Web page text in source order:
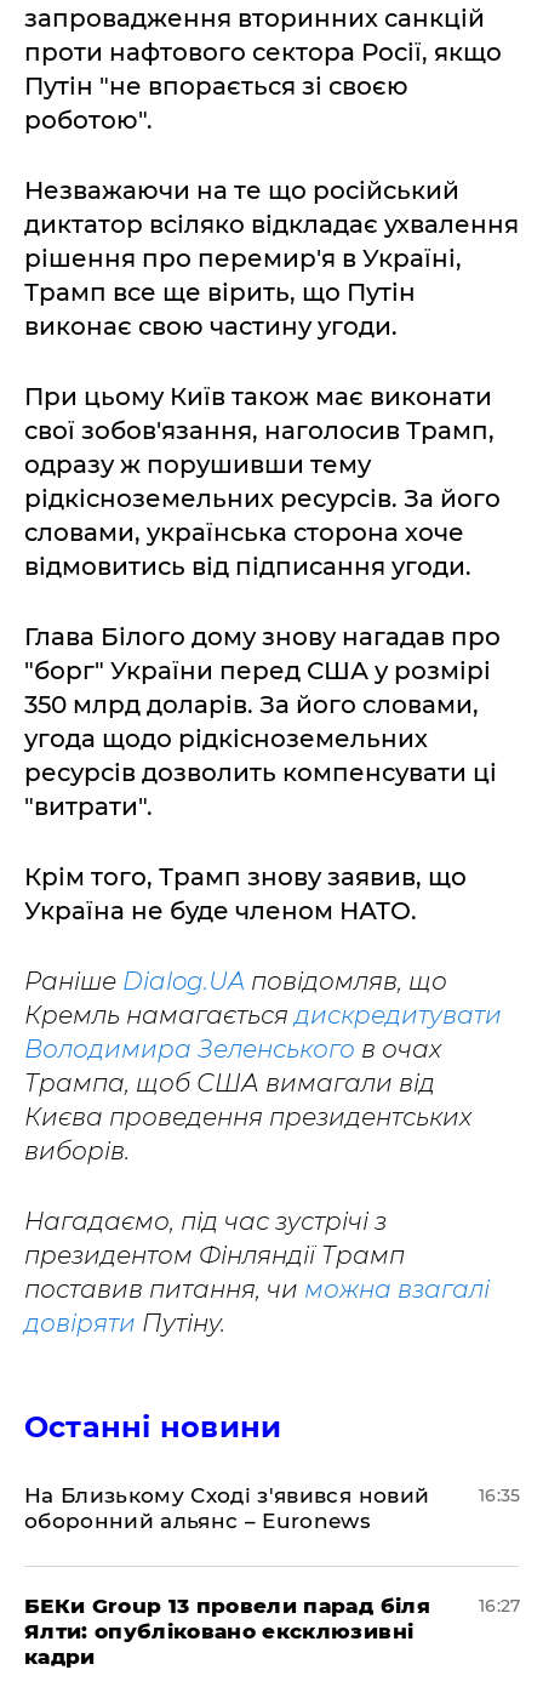
запровадження вторинних санкцій
проти нафтового сектора Росії, якщо
Путін "не впорається зі своєю
роботою".
Незважаючи на те що російський
диктатор всіляко відкладає ухвалення
рішення про перемир'я в Україні,
Трамп все ще вірить, що Путін
виконає свою частину угоди.
При цьому Київ також має виконати
свої зобов'язання, наголосив Трамп,
одразу ж порушивши тему
рідкісноземельних ресурсів. За його
словами, українська сторона хоче
відмовитись від підписання угоди.
Глава Білого дому знову нагадав про
"борг" України перед США у розмірі
350 млрд доларів. За його словами,
угода щодо рідкісноземельних
ресурсів дозволить компенсувати ці
"витрати".
Крім того, Трамп знову заявив, що
Україна не буде членом НАТО.
Раніше Dialog.UA повідомляв, що
Кремль намагається дискредитувати
Володимира Зеленського в очах
Трампа, щоб США вимагали від
Києва проведення президентських
виборів.
Нагадаємо, під час зустрічі з
президентом Фінляндії Трамп
поставив питання, чи можна взагалі
довіряти Путіну.
Останні новини
На Близькому Сході з'явився новий
оборонний альянс – Euronews
16:35
БЕКи Group 13 провели парад біля
Ялти: опубліковано ексклюзивні
кадри
16:27